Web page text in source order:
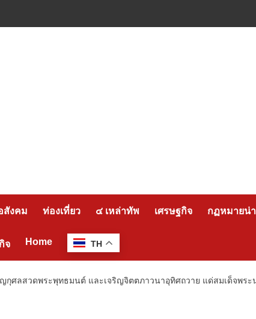
สังคม ท่องเที่ยว ๔ เหล่าทัพ เศรษฐกิจ กฏหมายน่
จ Home TH
ศลสวดพระพุทธมนต์ และเจริญจิตตภาวนาอุทิศถวาย แด่สมเด็จพร